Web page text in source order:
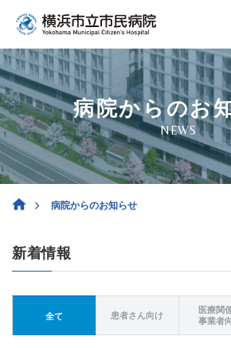
病院からのお
NEWS
病院からのお知らせ
新着情報
全て 患者さん向け
医療関
事業者